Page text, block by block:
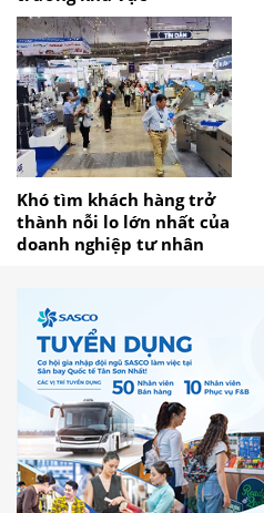
Khó tìm khách hàng trở
thành nỗi lo lớn nhất của
doanh nghiệp tư nhân